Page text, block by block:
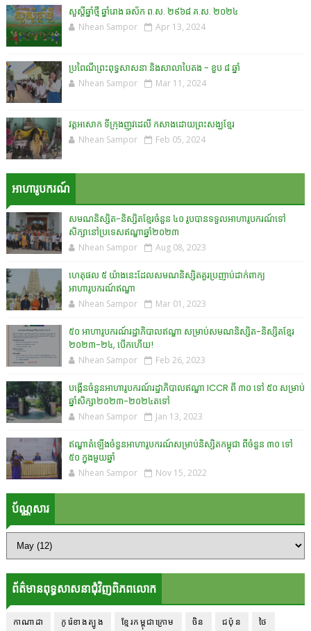
សួស្តីឆ្នាំថ្មី ឆ្នាំរោង ឆស័ក ព.ស. ២៩៦៨ គ.ស. ២០២៤
Nhean Sampor Apr 13, 2024
ប្រពៃណីព្រះពុទ្ធសាសនា និងសាលាបៃតង - ខួប ៨ ឆ្នាំ
Nhean Sampor Mar 11, 2024
វត្តអសោក ទីក្រុងញូវដេលី កសាងដោយព្រះសង្ឃខ្មែរ
Nhean Sampor Feb 05, 2024
អាហារូបករណ៍
សមណនិស្សិត-និស្សិតខ្មែរចំនួន ៤០ រូបបានទទួលអាហារូបករណ៍ទៅ
សិក្សានៅប្រទេសឥណ្ឌាឆ្នាំ២០២៣
Nhean Sampor Aug 08, 2023
ហេតុផល ៥ យ៉ាងនេះដែលសមណនិស្សិតគួរប្រញាប់ដាក់ពាក្យ
អាហារូបករណ៍ឥណ្ឌា
Nhean Sampor Mar 01, 2023
៥០ អាហារូបករណ៍រដ្ឋាភិបាលឥណ្ឌា សម្រាប់សមណនិស្សិត-និស្សិតខ្មែរ
២០២៣-២៤, បើកហើយ!
Nhean Sampor Feb 26, 2023
បង្កើនចំនួនអាហារូបករណ៍រដ្ឋាភិបាលឥណ្ឌា ICCR ពី ៣០ ទៅ ៥០ សម្រាប់
ឆ្នាំសិក្សា២០២៣-២០២៤តទៅ
Nhean Sampor Jan 13, 2023
ឥណ្ឌាតំឡើងចំនួនអាហារូបករណ៍សម្រាប់និស្សិតកម្ពុជា ពីចំនួន ៣០ ទៅ
៥០ ក្នុងមួយឆ្នាំ
Nhean Sampor Nov 15, 2022
ប័ណ្ណសារ
ព័ត៌មានពុទ្ធសាសនាជុំវិញពិភពលោក
កាណាដា កូរ៉េខាងត្បូង ខ្មែរកម្ពុជាក្រោម ចិន ជប៉ុន
ថៃ